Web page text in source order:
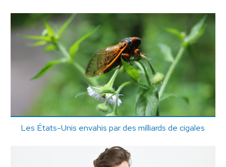
Les États-Unis envahis par des milliards de cigales